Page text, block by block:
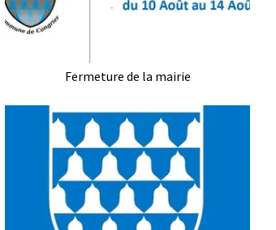
Fermeture de la mairie